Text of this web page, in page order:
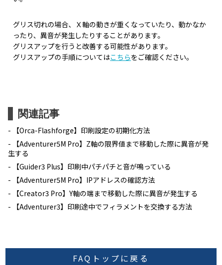
グリス切れの場合、Ｘ軸の動きが重くなっていたり、動かなか
ったり、異音が発生したりすることがあります。
グリスアップを行うと改善する可能性があります。
グリスアップの手順についてはこちらをご確認ください。
関連記事
【Orca-Flashforge】印刷設定の初期化方法
【Adventurer5M Pro】Z軸の限界値まで移動した際に異音が発
生する
【Guider3 Plus】印刷中パチパチと音が鳴っている
【Adventurer5M Pro】IPアドレスの確認方法
【Creator3 Pro】Y軸の端まで移動した際に異音が発生する
【Adventurer3】印刷途中でフィラメントを交換する方法
FAQトップに戻る